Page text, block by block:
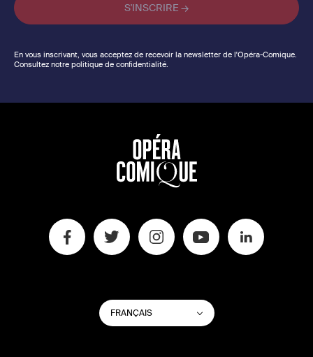
En vous inscrivant, vous acceptez de recevoir la newsletter de l'Opéra-Comique.
Consultez notre politique de confidentialité.
CHANGER
LA
LANGUE
FRANÇAIS Lister les actions